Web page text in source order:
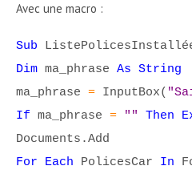
Avec une macro :
Sub
Dim ma_phrase As String
ma_phrase = InputBox(
If ma_phrase = ""
Then
Documents.Add
For Each PolicesCar In